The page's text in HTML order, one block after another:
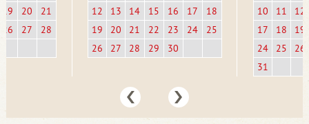
19
20
21
26
27 28
12
13 14 15 16 17
18
19
20 21 22 23 24
25
26
27 28 29 30
10
11
12
17
18
19
24
25
26
31